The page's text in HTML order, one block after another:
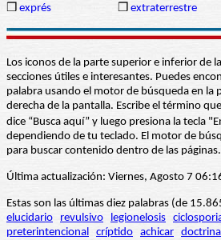
❒ exprés ❒ extraterrestre
Los iconos de la parte superior e inferior de
secciones útiles e interesantes. Puedes
palabra usando el motor de búsqueda en la
derecha de la pantalla. Escribe el término
dice “Busca aquí” y luego presiona la tecla
dependiendo de tu teclado. El motor de
para buscar contenido dentro de las páginas.
Última actualización: Viernes, Agosto 7
Estas son las últimas diez palabras (de
elucidario
revulsivo legionelosis
preterintencional críptido achicar doctrina